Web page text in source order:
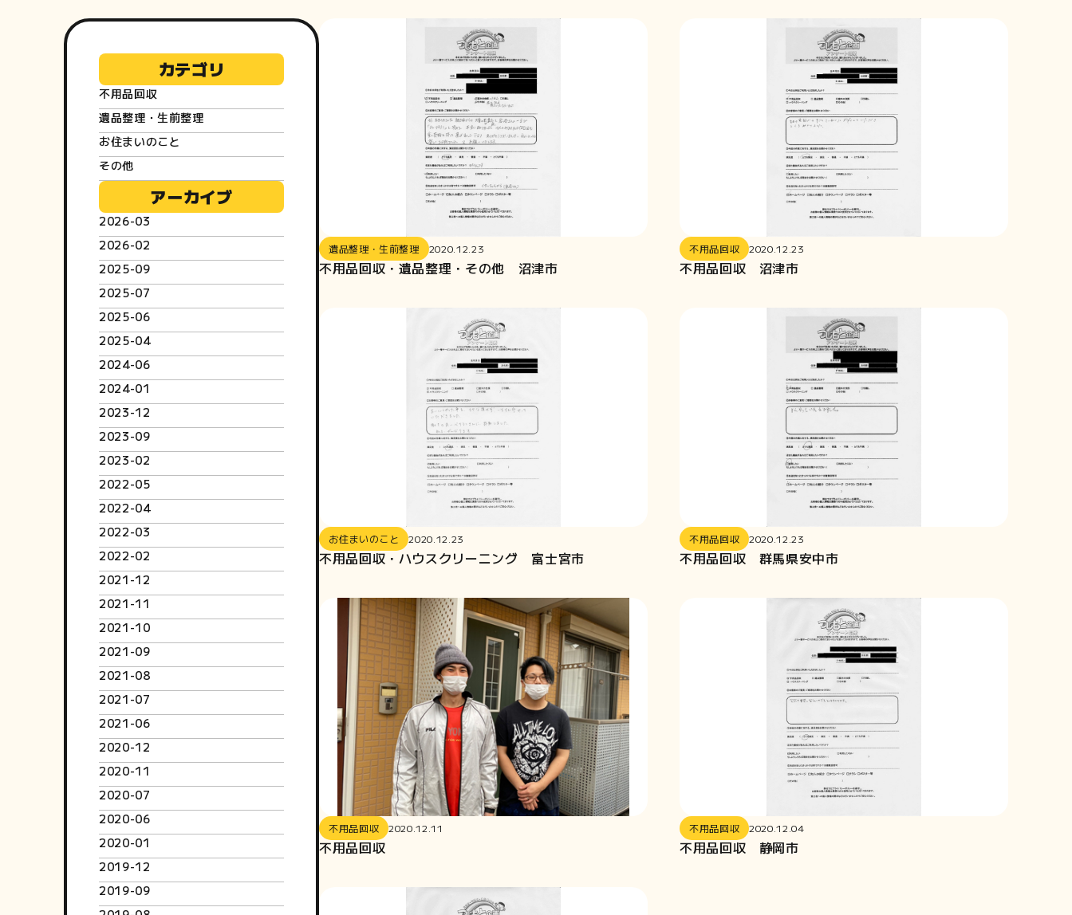
カテゴリ
不用品回収
遺品整理・生前整理
お住まいのこと
その他
アーカイブ
2026-03
2026-02
2025-09
2025-07
2025-06
2025-04
2024-06
2024-01
2023-12
2023-09
2023-02
2022-05
2022-04
2022-03
2022-02
2021-12
2021-11
2021-10
2021-09
2021-08
2021-07
2021-06
2020-12
2020-11
2020-07
2020-06
2020-01
2019-12
2019-09
遺品整理・生前整理 2020.12.23
不用品回収・遺品整理・その他 沼津市
不用品回収 2020.12.23
不用品回収 沼津市
お住まいのこと 2020.12.23
不用品回収・ハウスクリーニング 富士宮市
不用品回収 2020.12.23
不用品回収 群馬県安中市
不用品回収 2020.12.11
不用品回収
不用品回収 2020.12.04
不用品回収 静岡市